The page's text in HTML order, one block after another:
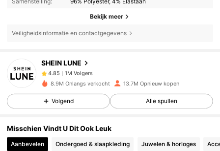
Bekijk meer
Veiligheidsinformatie en contactgegevens
SHEIN LUNE
4.85 1M Volgers
1M Volgers
4.85
8.9M Onlangs verkocht 13.7M Opnieuw kopen
Volgend Alle spullen
Misschien Vindt U Dit Ook Leuk
Aanbevelen Ondergoed & slaapkleding Juwelen & horloges